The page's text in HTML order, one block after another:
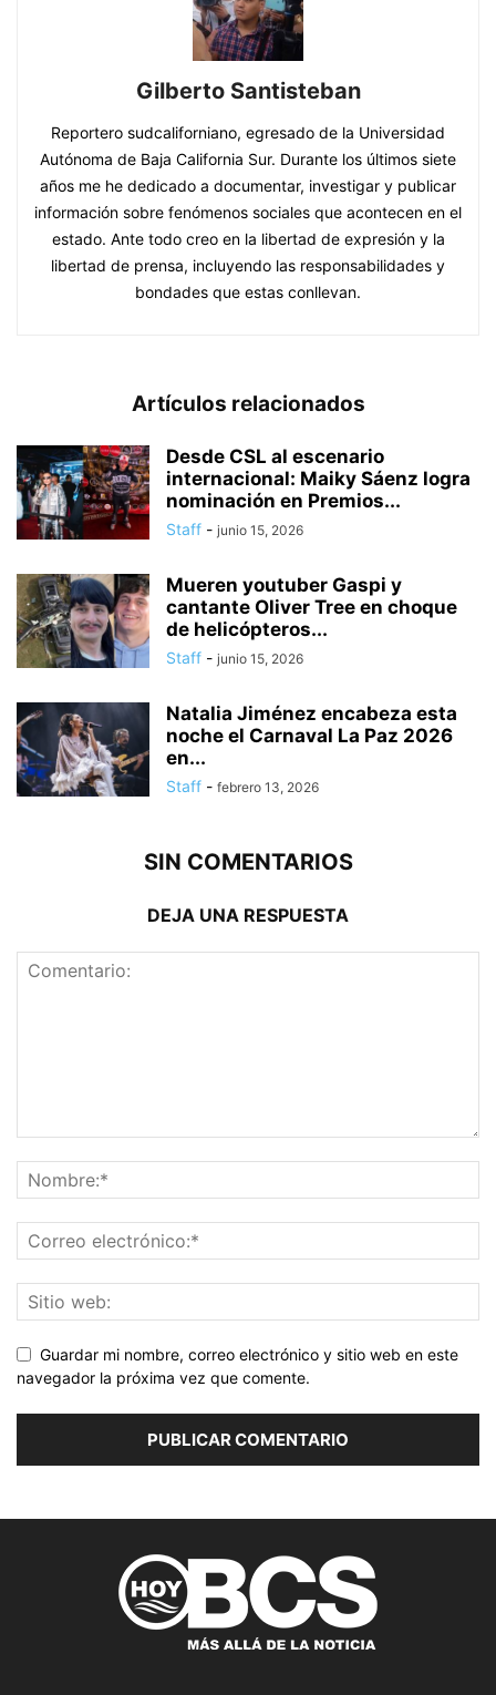
Gilberto Santisteban
Reportero sudcaliforniano, egresado de la Universidad
Autónoma de Baja California Sur. Durante los últimos siete
años me he dedicado a documentar, investigar y publicar
información sobre fenómenos sociales que acontecen en el
estado. Ante todo creo en la libertad de expresión y la
libertad de prensa, incluyendo las responsabilidades y
bondades que estas conllevan.
Artículos relacionados
Desde CSL al escenario
internacional: Maiky Sáenz logra
nominación en Premios...
Staff - junio 15, 2026
Mueren youtuber Gaspi y
cantante Oliver Tree en choque
de helicópteros...
Staff - junio 15, 2026
Natalia Jiménez encabeza esta
noche el Carnaval La Paz 2026
en...
Staff - febrero 13, 2026
SIN COMENTARIOS
DEJA UNA RESPUESTA
Guardar mi nombre, correo electrónico y sitio web en este
navegador la próxima vez que comente.